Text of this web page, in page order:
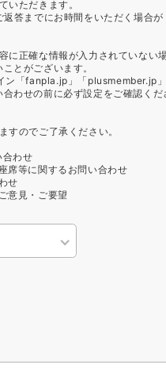
いただきます。
答までにお時間をいただく場合が
に正確な情報が入力されていない
とがございます。
ン「fanpla.jp」「plusmember.jp」
わせの前に必ず設定をご確認くだ
すのでご了承ください。
わせ
席等に関するお問い合わせ
せ
意見・ご要望